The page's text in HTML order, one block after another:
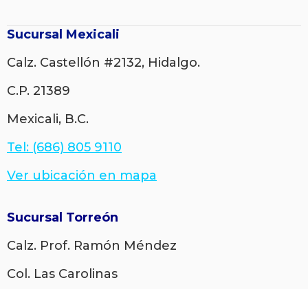
Sucursal Mexicali
Calz. Castellón #2132, Hidalgo.
C.P. 21389
Mexicali, B.C.
Tel: (686) 805 9110
Ver ubicación en mapa
Sucursal Torreón
Calz. Prof. Ramón Méndez
Col. Las Carolinas